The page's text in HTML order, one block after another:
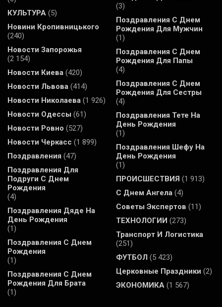
КУЛЬТУРА (5)
Новини Кропивницького
(240)
Новости Запорожья
(2 154)
Новости Киева (420)
Новости Львова (414)
Новости Николаева (1 926)
Новости Одессы (61)
Новости Ровно (527)
Новости Черкасс (1 899)
Поздравления (47)
Поздравления Для
Подруги С Днем
Рождения
(4)
Поздравления Дяде На
День Рождения
(1)
Поздравления С Днем
Рождения
(1)
Поздравления С Днем
Рождения Для Брата
(1)
(3)
Поздравления С Днем
Рождения Для Мужчин
(1)
Поздравления С Днем
Рождения Для Папы
(4)
Поздравления С Днем
Рождения Для Сестры
(4)
Поздравления Тете На
День Рождения
(1)
Поздравления Шефу На
День Рождения
(1)
ПРОИСШЕСТВИЯ (1 913)
С Днем Ангела (4)
Советы Экспертов (11)
ТЕХНОЛОГИИ (273)
Транспорт И Логистика
(251)
ФУТБОЛ (5 423)
Церковные Праздники (2)
ЭКОНОМИКА (1 567)